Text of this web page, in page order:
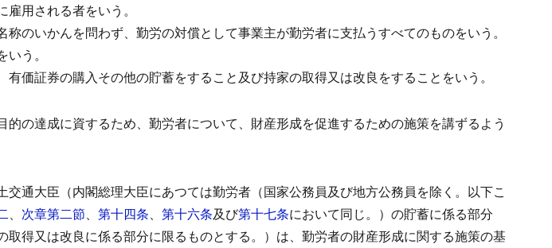
用される者をいう。
のいかんを問わず、勤労の対償として事業主が勤労者に支払うすべてのものをいう。
う。
価証券の購入その他の貯蓄をすること及び持家の取得又は改良をすることをいう。
的の達成に資するため、勤労者について、財産形成を促進するための施策を講ずるよう
交通大臣（内閣総理大臣にあつては勤労者（国家公務員及び地方公務員を除く。以下こ
、 次章第二節、 第十四条、 第十六条及び第十七条において同じ。）の貯蓄に係る部分
得又は改良に係る部分に限るものとする。）は、勤労者の財産形成に関する施策の基